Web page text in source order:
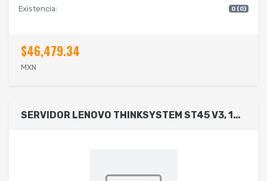
Existencia:
0 (0)
$46,479.34
MXN
SERVIDOR LENOVO THINKSYSTEM ST45 V3, 1XAMD EPYC 4124P 4C 3.8GHZ 65W, TOWER, RAM 1X16GB 1RX8, HDD 1X2TB 3.5 7200, SIN S.O. POWER SUPPLY 1X300W, WARRANTY NBD